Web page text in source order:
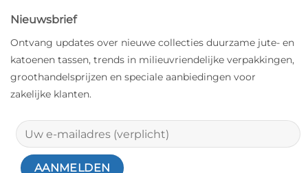
Nieuwsbrief
Ontvang updates over nieuwe collecties duurzame jute- en
katoenen tassen, trends in milieuvriendelijke verpakkingen,
groothandelsprijzen en speciale aanbiedingen voor
zakelijke klanten.